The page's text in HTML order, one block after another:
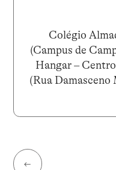
Colégio
(Campus de
Hangar –
(Rua Damasceno
←